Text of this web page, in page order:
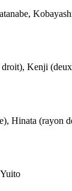
Kenji
Hinata (rayon